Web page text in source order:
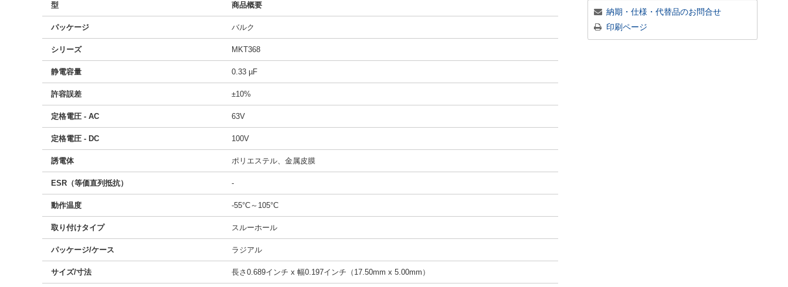
納期・仕様・代替品のお問合せ
印刷ページ
型 商品概要
パッケージ バルク
シリーズ MKT368
静電容量 0.33 µF
許容誤差 ±10%
定格電圧 - AC 63V
定格電圧 - DC 100V
誘電体 ポリエステル、金属皮膜
ESR（等価直列抵抗） -
動作温度 -55°C～105°C
取り付けタイプ スルーホール
パッケージ/ケース ラジアル
サイズ/寸法 長さ0.689インチ x 幅0.197インチ（17.50mm x 5.00mm）